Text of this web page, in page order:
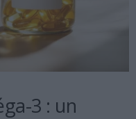
3 : un